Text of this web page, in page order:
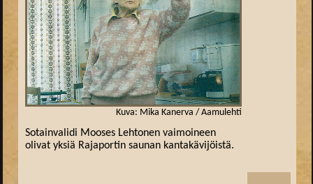
Kuva: Mika Kanerva / Aamulehti
Sotainvalidi Mooses Lehtonen vaimoineen
olivat yksiä Rajaportin saunan kantakävijöistä.